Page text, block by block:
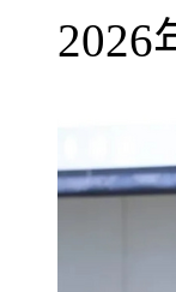
2026